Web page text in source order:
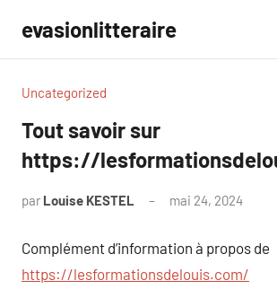
contenu
evasionlitteraire
Uncategorized
Tout savoir sur
https://
par Louise KESTEL mai 24, 2024
Complément d’information à propos de
https://lesformationsdelouis.com/